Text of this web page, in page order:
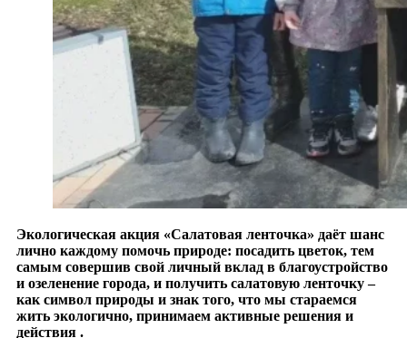
Экологическая акция «Салатовая ленточка» даёт шанс
лично каждому помочь природе: посадить цветок, тем
самым совершив свой личный вклад в благоустройство
и озеленение города, и получить салатовую ленточку –
как символ природы и знак того, что мы стараемся
жить экологично, принимаем активные решения и
действия .